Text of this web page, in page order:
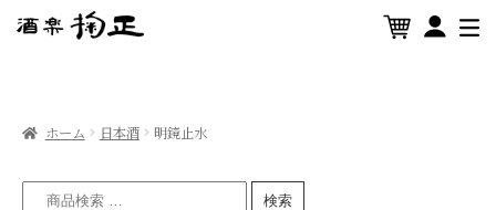
ホーム 日本酒 明鏡止水
検索